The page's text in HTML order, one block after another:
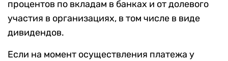
процентов по вкладам в банках и от долевого
участия в организациях, в том числе в виде
дивидендов.
Если на момент осуществления платежа у